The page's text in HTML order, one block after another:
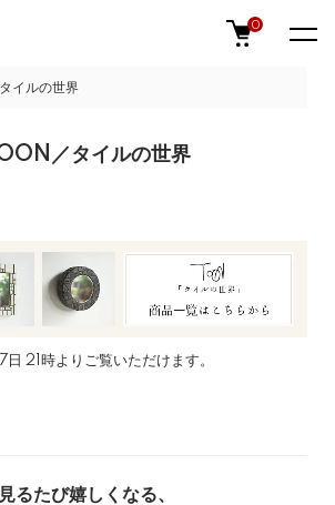
0
イルの世界
／タイルの世界
21時よりご覧いただけます。
見るたび嬉しくなる、